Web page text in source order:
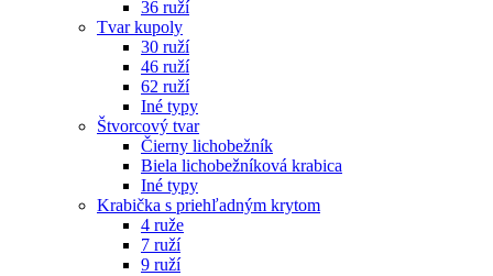
36 ruží
Tvar kupoly
30 ruží
46 ruží
62 ruží
Iné typy
Štvorcový tvar
Čierny lichobežník
Biela lichobežníková krabica
Iné typy
Krabička s priehľadným krytom
4 ruže
7 ruží
9 ruží